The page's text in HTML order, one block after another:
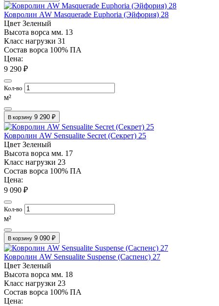
Ковролин AW Masquerade Euphoria (Эйфория) 28
Цвет Зеленый
Высота ворса мм. 13
Класс нагрузки 31
Состав ворса 100% ПА
Цена:
9 290 ₽
Кол-во
м²
В корзину 9 290 ₽
Ковролин AW Sensualite Secret (Секрет) 25
Цвет Зеленый
Высота ворса мм. 17
Класс нагрузки 23
Состав ворса 100% ПА
Цена:
9 090 ₽
Кол-во
м²
В корзину 9 090 ₽
Ковролин AW Sensualite Suspense (Саспенс) 27
Цвет Зеленый
Высота ворса мм. 18
Класс нагрузки 23
Состав ворса 100% ПА
Цена: